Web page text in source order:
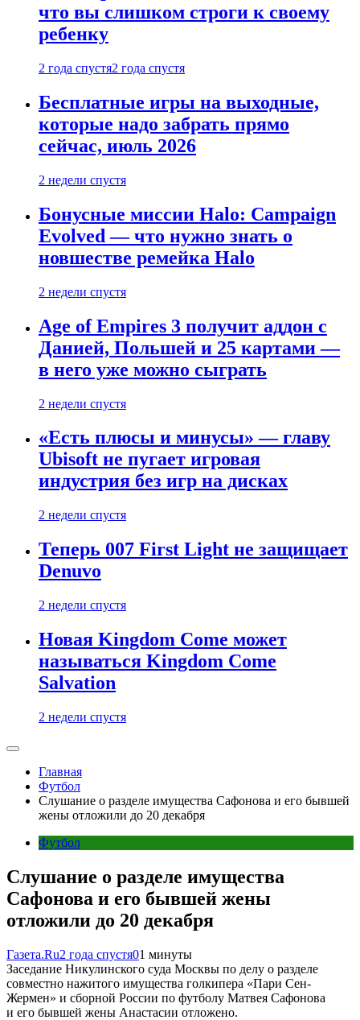
что вы слишком строги к своему
ребенку
2 года спустя2 года спустя
Бесплатные игры на выходные,
которые надо забрать прямо
сейчас, июль 2026
2 недели спустя
Бонусные миссии Halo: Campaign
Evolved — что нужно знать о
новшестве ремейка Halo
2 недели спустя
Age of Empires 3 получит аддон с
Данией, Польшей и 25 картами —
в него уже можно сыграть
2 недели спустя
«Есть плюсы и минусы» — главу
Ubisoft не пугает игровая
индустрия без игр на дисках
2 недели спустя
Теперь 007 First Light не защищает
Denuvo
2 недели спустя
Новая Kingdom Come может
называться Kingdom Come
Salvation
2 недели спустя
Главная
Футбол
Слушание о разделе имущества Сафонова и его бывшей
жены отложили до 20 декабря
Футбол
Слушание о разделе имущества
Сафонова и его бывшей жены
отложили до 20 декабря
Газета.Ru2 года спустя01 минуты
Заседание Никулинского суда Москвы по делу о разделе
совместно нажитого имущества голкипера «Пари Сен-
Жермен» и сборной России по футболу Матвея Сафонова
и его бывшей жены Анастасии отложено.